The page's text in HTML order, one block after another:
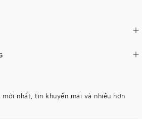
nhất, tin khuyến mãi và nhiều hơn